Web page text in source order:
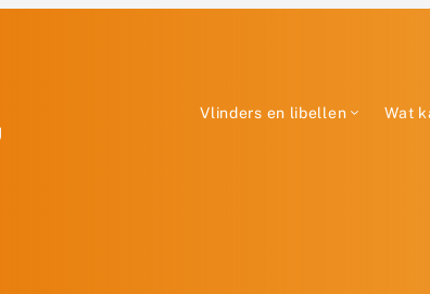
Vlinders en libellen Wat